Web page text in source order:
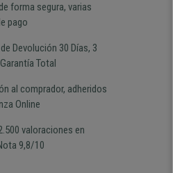
contento
Excelente relacion
calidad precio Plazo de
forma segura, varias
pago
Devolución 30 Días, 3
Total
al comprador, adheridos
Online
valoraciones en
9,8/10